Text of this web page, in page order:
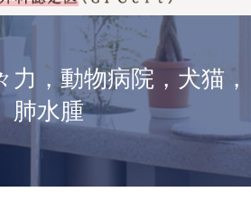
力，動物病院，犬猫，
肺水腫